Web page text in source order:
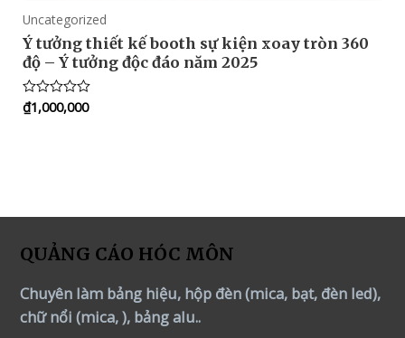
Uncategorized
Ý tưởng thiết kế booth sự kiện xoay tròn 360
độ – Ý tưởng độc đáo năm 2025
Rated
0
₫1,000,000
QUẢNG CÁO HÓC MÔN
Chuyên làm bảng hiệu, hộp đèn (mica, bạt, đèn led),
chữ nổi (mica, ), bảng alu..